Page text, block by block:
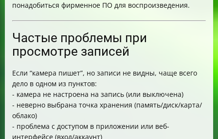
понадобиться фирменное ПО для воспроизведения.
Частые проблемы при
просмотре записей
Если “камера пишет”, но записи не видны, чаще всего
дело в одном из пунктов:
- камера не настроена на запись (или выключена)
- неверно выбрана точка хранения (память/диск/карта/
облако)
- проблема с доступом в приложении или веб-
интерфейсе (вход/аккаунт)